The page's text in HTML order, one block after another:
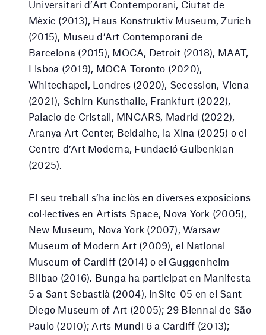
Universitari d’Art Contemporani, Ciutat de
Mèxic (2013), Haus Konstruktiv Museum, Zurich
(2015), Museu d’Art Contemporani de
Barcelona (2015), MOCA, Detroit (2018), MAAT,
Lisboa (2019), MOCA Toronto (2020),
Whitechapel, Londres (2020), Secession, Viena
(2021), Schirn Kunsthalle, Frankfurt (2022),
Palacio de Cristall, MNCARS, Madrid (2022),
Aranya Art Center, Beidaihe, la Xina (2025) o el
Centre d’Art Moderna, Fundació Gulbenkian
(2025).
El seu treball s’ha inclòs en diverses exposicions
col·lectives en Artists Space, Nova York (2005),
New Museum, Nova York (2007), Warsaw
Museum of Modern Art (2009), el National
Museum of Cardiff (2014) o el Guggenheim
Bilbao (2016). Bunga ha participat en Manifesta
5 a Sant Sebastià (2004), inSite_05 en el Sant
Diego Museum of Art (2005); 29 Biennal de São
Paulo (2010); Arts Mundi 6 a Cardiff (2013);